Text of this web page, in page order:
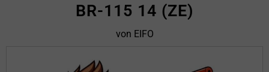
BR-115 14 (ZE)
von EIFO